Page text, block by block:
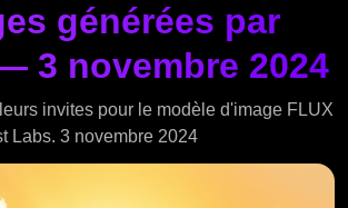
générées par
3 novembre 2024
invites pour le modèle d'image FLUX
Labs. 3 novembre 2024